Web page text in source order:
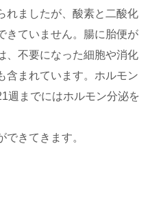
れましたが、酸素と二酸化
きていません。腸に胎便が
、不要になった細胞や消化
含まれています。ホルモン
週までにはホルモン分泌を
きてきます。